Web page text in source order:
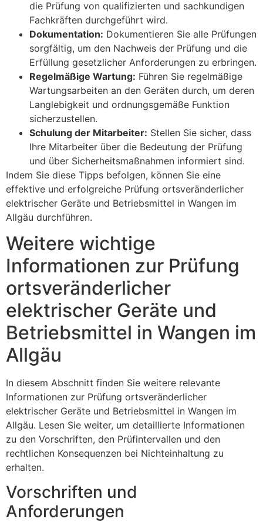
die Prüfung von qualifizierten und sachkundigen
Fachkräften durchgeführt wird.
Dokumentation: Dokumentieren Sie alle Prüfungen
sorgfältig, um den Nachweis der Prüfung und die
Erfüllung gesetzlicher Anforderungen zu erbringen.
Regelmäßige Wartung: Führen Sie regelmäßige
Wartungsarbeiten an den Geräten durch, um deren
Langlebigkeit und ordnungsgemäße Funktion
sicherzustellen.
Schulung der Mitarbeiter: Stellen Sie sicher, dass
Ihre Mitarbeiter über die Bedeutung der Prüfung
und über Sicherheitsmaßnahmen informiert sind.
Indem Sie diese Tipps befolgen, können Sie eine
effektive und erfolgreiche Prüfung ortsveränderlicher
elektrischer Geräte und Betriebsmittel in Wangen im
Allgäu durchführen.
Weitere wichtige
Informationen zur Prüfung
ortsveränderlicher
elektrischer Geräte und
Betriebsmittel in Wangen im
Allgäu
In diesem Abschnitt finden Sie weitere relevante
Informationen zur Prüfung ortsveränderlicher
elektrischer Geräte und Betriebsmittel in Wangen im
Allgäu. Lesen Sie weiter, um detaillierte Informationen
zu den Vorschriften, den Prüfintervallen und den
rechtlichen Konsequenzen bei Nichteinhaltung zu
erhalten.
Vorschriften und
Anforderungen